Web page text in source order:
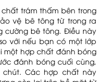
chất trám thấm bên trong
vệ bê tông từ trong ra
cường bê tông. Điều này
với nếu bạn có một lớp
một hợp chất đánh bóng
đánh bóng cuối cùng,
chút. Các hợp chất này